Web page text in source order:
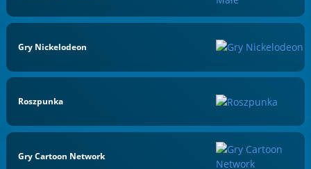
Gry Nickelodeon
Roszpunka
Gry Cartoon Network